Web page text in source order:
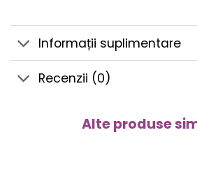
Informații suplimentare
Recenzii (0)
Alte produse